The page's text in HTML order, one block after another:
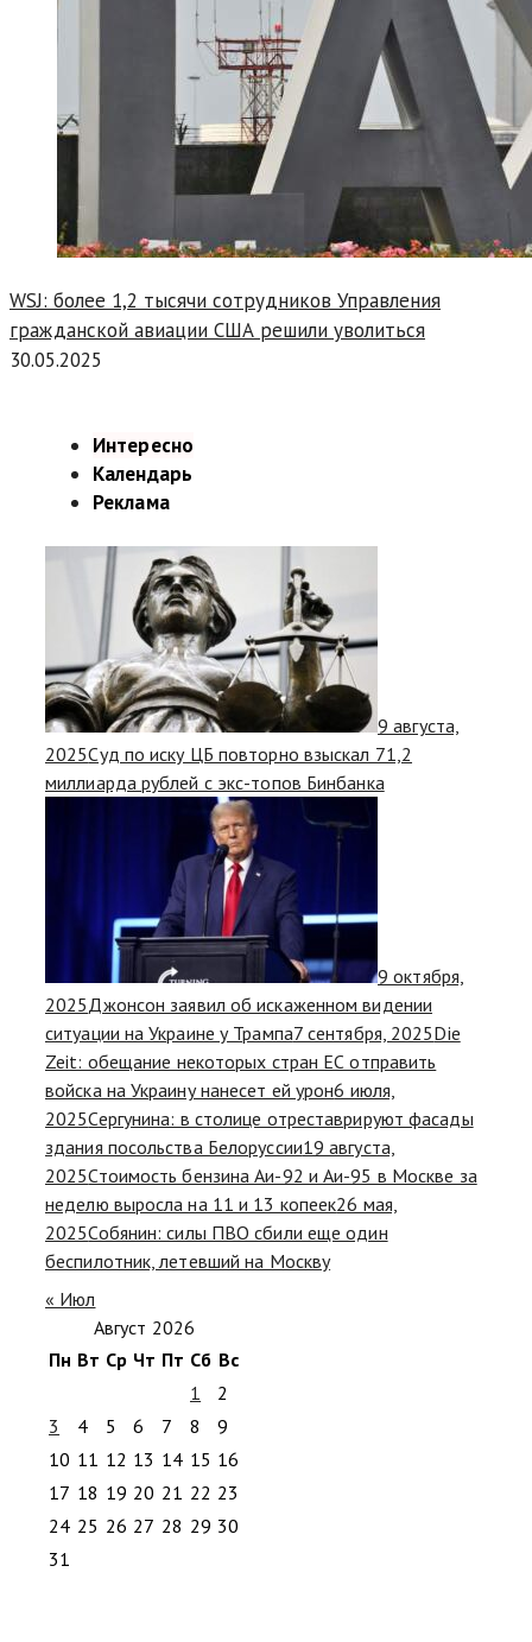
WSJ: более 1,2 тысячи сотрудников Управления
гражданской авиации США решили уволиться
30.05.2025
Интересно
Календарь
Реклама
9 августа,
2025Суд по иску ЦБ повторно взыскал 71,2
миллиарда рублей с экс-топов Бинбанка
9 октября,
2025 Джонсон заявил об искаженном видении
ситуации на Украине у Трампа7 сентября, 2025Die
Zeit: обещание некоторых стран ЕС отправить
войска на Украину нанесет ей урон6 июля,
2025Сергунина: в столице отреставрируют фасады
здания посольства Белоруссии19 августа,
2025Стоимость бензина Аи-92 и Аи-95 в Москве за
неделю выросла на 11 и 13 копеек26 мая,
2025Собянин: силы ПВО сбили еще один
беспилотник, летевший на Москву
« Июл
Август 2026
Пн Вт Ср Чт Пт Сб Вс
1
2
3
4 5 6 7 8
9
10 11 12 13 14 15 16
17 18 19 20 21 22 23
24 25 26 27 28 29 30
31